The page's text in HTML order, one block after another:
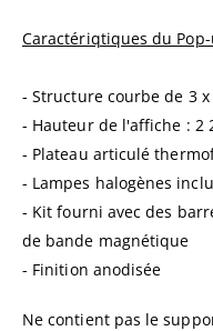
Caractériqtiques du
- Structure courbe de 3 x
- Hauteur de l'affiche : 2
- Plateau articulé
- Lampes halogènes
- Kit fourni avec des
de bande magnétique
- Finition anodisée
Ne contient pas le